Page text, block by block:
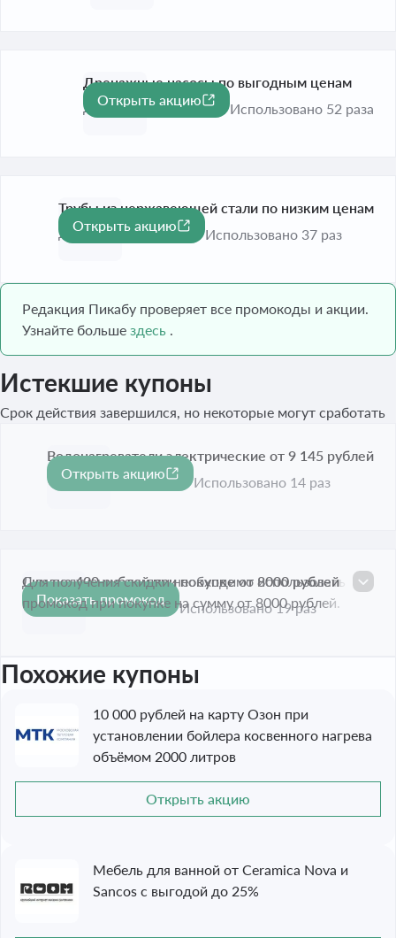
Дренажные насосы по выгодным ценам
До 31 дек. 2026
Открыть акцию
Использовано 52 раза
Трубы из нержавеющей стали по низким ценам
До 31 дек. 2026
Открыть акцию
Использовано 37 раз
Редакция Пикабу проверяет все промокоды и акции.
Узнайте больше здесь .
Истекшие купоны
Срок действия завершился, но некоторые могут сработать
Водонагреватели электрические от 9 145 рублей
Срок акции истёк
Открыть акцию
Использовано 14 раз
400 ₽
Скидка 400 рублей при покупке от 8000 рублей
Срок акции истёк
Для получения скидки необходимо использовать
промокод при покупке на сумму от 8000 рублей.
Показать промокод
Использовано 19 раз
Похожие купоны
10 000 рублей на карту Озон при
установлении бойлера косвенного нагрева
объёмом 2000 литров
Открыть акцию
Мебель для ванной от Ceramica Nova и
Sancos с выгодой до 25%